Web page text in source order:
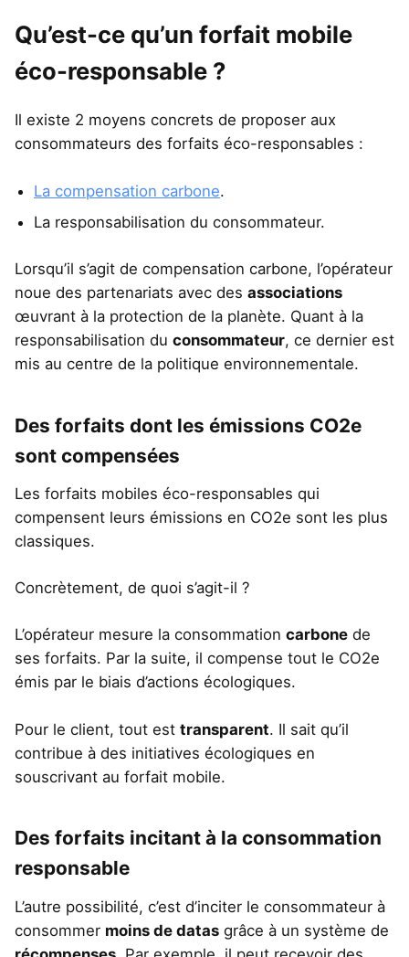
Qu’est-ce qu’un forfait mobile
éco-responsable ?
Il existe 2 moyens concrets de proposer aux
consommateurs des forfaits éco-responsables :
La compensation carbone.
La responsabilisation du consommateur.
Lorsqu’il s’agit de compensation carbone, l’opérateur
noue des partenariats avec des associations
œuvrant à la protection de la planète. Quant à la
responsabilisation du consommateur, ce dernier est
mis au centre de la politique environnementale.
Des forfaits dont les émissions CO2e
sont compensées
Les forfaits mobiles éco-responsables qui
compensent leurs émissions en CO2e sont les plus
classiques.
Concrètement, de quoi s’agit-il ?
L’opérateur mesure la consommation carbone de
ses forfaits. Par la suite, il compense tout le CO2e
émis par le biais d’actions écologiques.
Pour le client, tout est transparent. Il sait qu’il
contribue à des initiatives écologiques en
souscrivant au forfait mobile.
Des forfaits incitant à la consommation
responsable
L’autre possibilité, c’est d’inciter le consommateur à
consommer moins de datas grâce à un système de